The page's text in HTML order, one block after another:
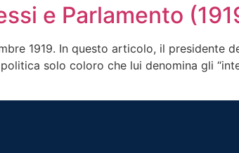
e Parlamento
1919. In questo articolo, il presidente
solo coloro che lui denomina gli